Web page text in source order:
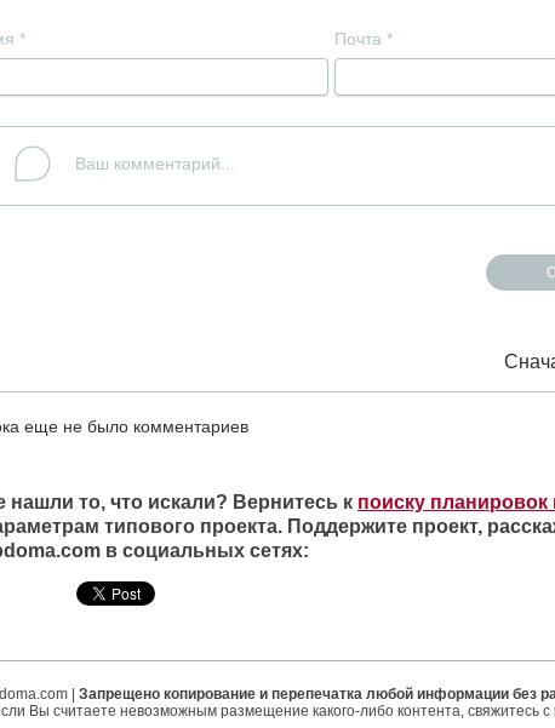
* Почта *
еще не было комментариев
нашли то, что искали? Вернитесь к поиску планировок
типового проекта. Поддержите проект,
в социальных сетях:
| Запрещено копирование и перепечатка любой информации без
Вы считаете невозможным размещение какого-либо контента, свяжитесь с